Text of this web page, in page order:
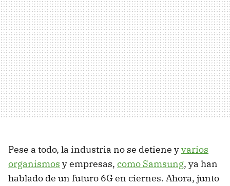
Pese a todo, la industria no se detiene yvarios
organismos y empresas, como Samsung, ya han
hablado de un futuro 6G en ciernes. Ahora, junto